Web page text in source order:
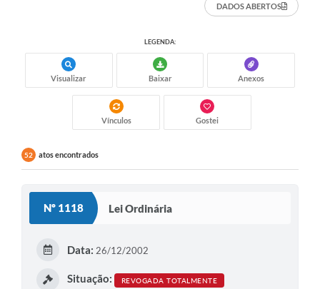
A Prefeitura
Contratos
Audiências Públicas
Arquivos para Download
Contas Públicas
DADOS ABERTOS
LEGENDA:
Visualizar Baixar Anexos
Vínculos Gostei
52 atos encontrados
Nº 1118 Lei Ordinária
Data: 26/12/2002
Situação: REVOGADA TOTALMENTE